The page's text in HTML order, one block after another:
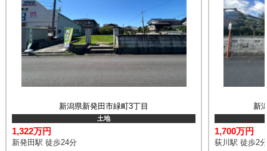
新潟県新発田市緑町3丁目
土地
1,322万円
新発田駅 徒歩24分
新
1,700万円
荻川駅 徒歩2分